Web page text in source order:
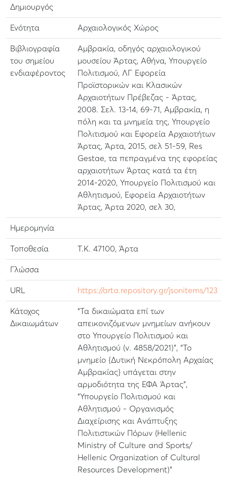
Δημιουργός
Ενότητα Αρχαιολογικός Χώρος
Βιβλιογραφία
του σημείου
ενδιαφέροντος
Αμβρακία, οδηγός αρχαιολογικού
μουσείου Άρτας, Αθήνα, Υπουργείο
Πολιτισμού, ΛΓ Εφορεία
Προϊστορικών και Κλασικών
Αρχαιοτήτων Πρέβεζας - Άρτας,
2008. Σελ. 13-14, 69-71, Αμβρακία, η
πόλη και τα μνημεία της, Υπουργείο
Πολιτισμού και Εφορεία Αρχαιοτήτων
Άρτας, Άρτα, 2015, σελ 51-59, Res
Gestae, τα πεπραγμένα της εφορείας
αρχαιοτήτων Άρτας κατά τα έτη
2014-2020, Υπουργείο Πολιτισμού και
Αθλητισμού, Εφορεία Αρχαιοτήτων
Άρτας, Άρτα 2020, σελ 30,
Ημερομηνία
Τοποθεσία Τ.Κ. 47100, Άρτα
Γλώσσα
URL https://arta.repository.gr/jsonitems/123
Κάτοχος
Δικαιωμάτων
“Τα δικαιώματα επί των
απεικονιζόμενων μνημείων ανήκουν
στο Υπουργείο Πολιτισμού και
Αθλητισμού (ν. 4858/2021)”, “Το
μνημείο {Δυτική Νεκρόπολη Αρχαίας
Αμβρακίας} υπάγεται στην
αρμοδιότητα της ΕΦΑ Άρτας”,
“Υπουργείο Πολιτισμού και
Αθλητισμού - Οργανισμός
Διαχείρισης και Ανάπτυξης
Πολιτιστικών Πόρων (Hellenic
Ministry of Culture and Sports/
Hellenic Organization of Cultural
Resources Development)”